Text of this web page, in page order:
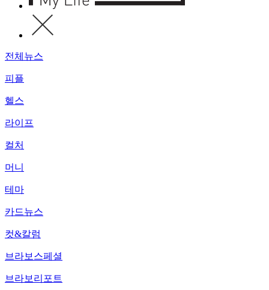
전체뉴스
피플
헬스
라이프
컬처
머니
테마
카드뉴스
컷&칼럼
브라보스페셜
브라보리포트